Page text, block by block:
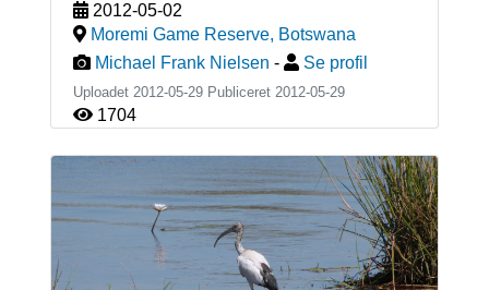
2012-05-02
Moremi Game Reserve, Botswana
Michael Frank Nielsen - Se profil
Uploadet 2012-05-29 Publiceret 2012-05-29
1704